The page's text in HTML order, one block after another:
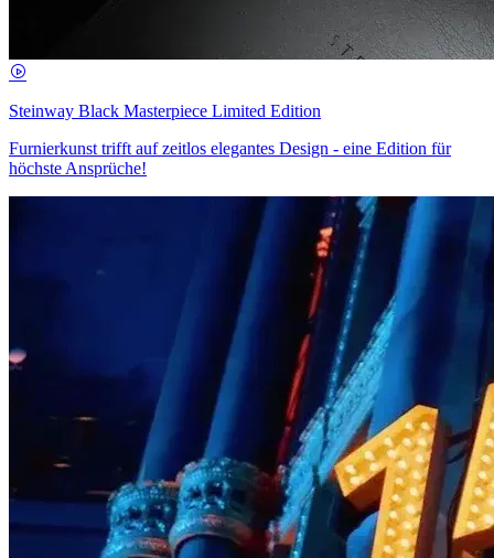
Steinway Black Masterpiece Limited Edition
Furnierkunst trifft auf zeitlos elegantes Design - eine Edition für
höchste Ansprüche!